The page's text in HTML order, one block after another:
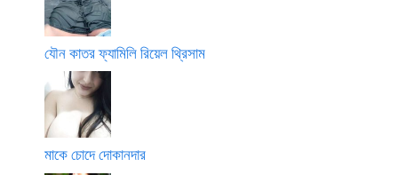
যৌন কাতর ফ্যামিলি রিয়েল থ্রিসাম
মাকে চোদে দোকানদার